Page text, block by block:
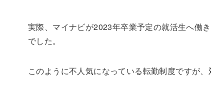
実際、マイナビが2023年卒業予定の就活生へ働
でした。
このように不人気になっている転勤制度ですが